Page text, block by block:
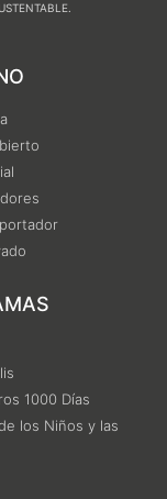
1000 Días
los Niños y las